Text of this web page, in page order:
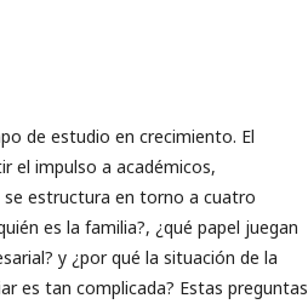
de estudio en crecimiento. El
el impulso a académicos,
se estructura en torno a cuatro
es la familia?, ¿qué papel juegan
y ¿por qué la situación de la
es tan complicada? Estas preguntas